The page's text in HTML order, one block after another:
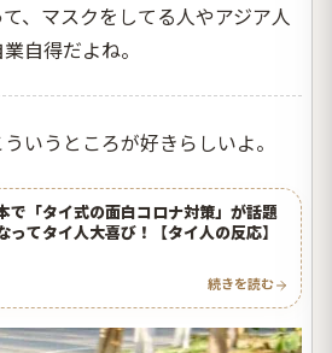
、マスクをしてる人やアジア人
自得だよね。
いうところが好きらしいよ。
で「タイ式の面白コロナ対策」が話題
ってタイ人大喜び！【タイ人の反応】
続きを読む